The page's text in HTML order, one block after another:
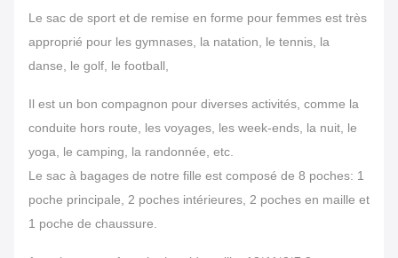
Le sac de sport et de remise en forme pour femmes est très
approprié pour les gymnases, la natation, le tennis, la
danse, le golf, le football,
Il est un bon compagnon pour diverses activités, comme la
conduite hors route, les voyages, les week-ends, la nuit, le
yoga, le camping, la randonnée, etc.
Le sac à bagages de notre fille est composé de 8 poches: 1
poche principale, 2 poches intérieures, 2 poches en maille et
1 poche de chaussure.